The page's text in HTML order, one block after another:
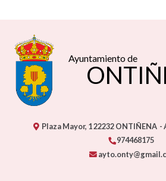
Ayuntamiento de
Plaza Mayor, 122232 ONTIÑENA -
974468175